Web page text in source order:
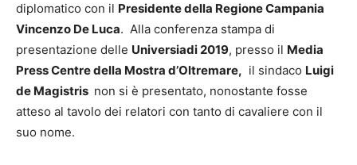
diplomatico con il Presidente della Regione Campania
Vincenzo De Luca. Alla conferenza stampa di
presentazione delle Universiadi 2019, presso il Media
Press Centre della Mostra d’Oltremare, il sindaco Luigi
de Magistris non si è presentato, nonostante fosse
atteso al tavolo dei relatori con tanto di cavaliere con il
suo nome.